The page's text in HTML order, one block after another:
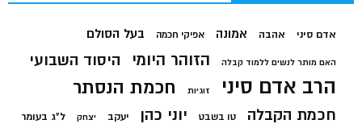
אדם סיני אהבה אמונה אפיקי חכמה בעל הסולם
האם מותר לנשים ללמוד קבלה הזוהר היומי היסוד השבועי
הרב אדם סיני זוגיות חכמת הנסתר
חכמת הקבלה טו בשבט יוני כהן יעקב יצחק ל"ג בעומר